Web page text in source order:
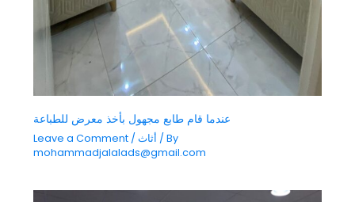
عندما قام طابع مجهول بأخذ معرض للطباعة
Leave a Comment / أثاث / By
mohammadjalalads@gmail.com